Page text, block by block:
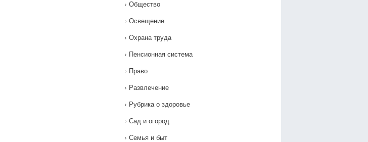
Общество
Освещение
Охрана труда
Пенсионная система
Право
Развлечение
Рубрика о здоровье
Сад и огород
Семья и быт